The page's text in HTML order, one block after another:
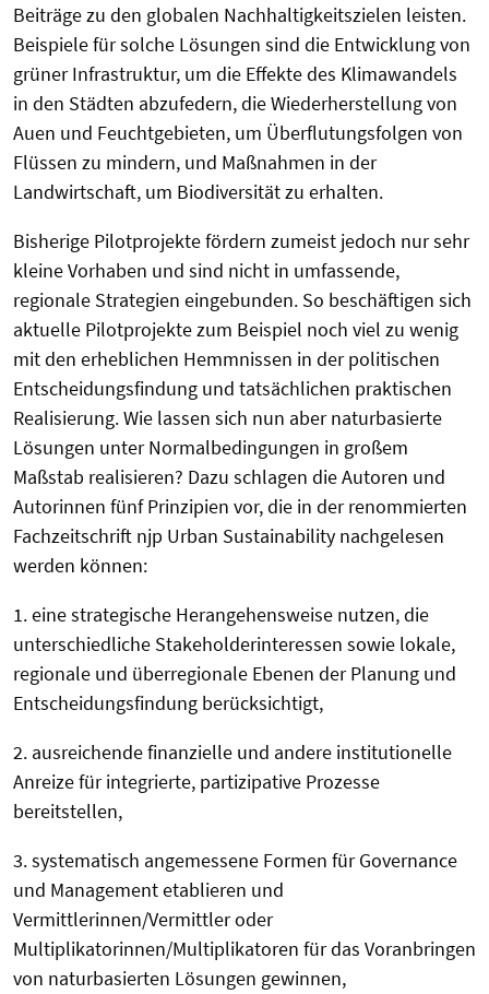
Beiträge zu den globalen Nachhaltigkeitszielen leisten.
Beispiele für solche Lösungen sind die Entwicklung von
grüner Infrastruktur, um die Effekte des Klimawandels
in den Städten abzufedern, die Wiederherstellung von
Auen und Feuchtgebieten, um Überflutungsfolgen von
Flüssen zu mindern, und Maßnahmen in der
Landwirtschaft, um Biodiversität zu erhalten.
Bisherige Pilotprojekte fördern zumeist jedoch nur sehr
kleine Vorhaben und sind nicht in umfassende,
regionale Strategien eingebunden. So beschäftigen sich
aktuelle Pilotprojekte zum Beispiel noch viel zu wenig
mit den erheblichen Hemmnissen in der politischen
Entscheidungsfindung und tatsächlichen praktischen
Realisierung. Wie lassen sich nun aber naturbasierte
Lösungen unter Normalbedingungen in großem
Maßstab realisieren? Dazu schlagen die Autoren und
Autorinnen fünf Prinzipien vor, die in der renommierten
Fachzeitschrift njp Urban Sustainability nachgelesen
werden können:
1. eine strategische Herangehensweise nutzen, die
unterschiedliche Stakeholderinteressen sowie lokale,
regionale und überregionale Ebenen der Planung und
Entscheidungsfindung berücksichtigt,
2. ausreichende finanzielle und andere institutionelle
Anreize für integrierte, partizipative Prozesse
bereitstellen,
3. systematisch angemessene Formen für Governance
und Management etablieren und
Vermittlerinnen/Vermittler oder
Multiplikatorinnen/Multiplikatoren für das Voranbringen
von naturbasierten Lösungen gewinnen,